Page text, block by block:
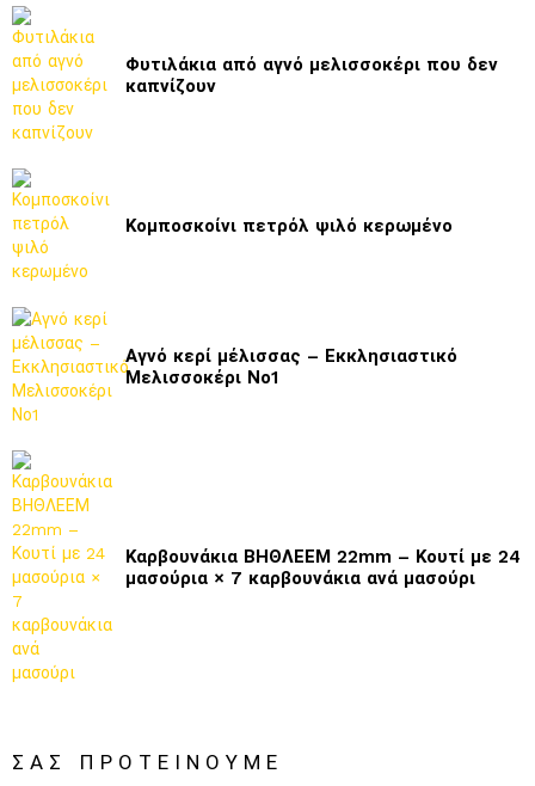
Φυτιλάκια από αγνό μελισσοκέρι που δεν
καπνίζουν
Κομποσκοίνι πετρόλ ψιλό κερωμένο
Αγνό κερί μέλισσας – Εκκλησιαστικό
Μελισσοκέρι Νο1
Καρβουνάκια ΒΗΘΛΕΕΜ 22mm – Κουτί με 24
μασούρια × 7 καρβουνάκια ανά μασούρι
ΣΑΣ ΠΡΟΤΕΊΝΟΥΜΕ